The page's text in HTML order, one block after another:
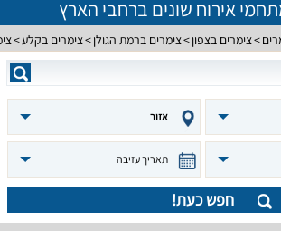
צימרים בצפון צימרים ברמת הגולן צימרים בקלע
אזור
תאריך עזיבה
חפש כעת!